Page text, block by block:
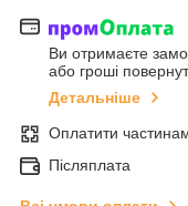
Ви отримаєте
або гроші
Детальніше
Оплатити
Післяплата